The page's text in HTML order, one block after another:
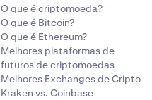
O que é criptomoeda?
O que é Bitcoin?
O que é Ethereum?
Melhores plataformas de
futuros de criptomoedas
Melhores Exchanges de Cripto
Kraken vs. Coinbase